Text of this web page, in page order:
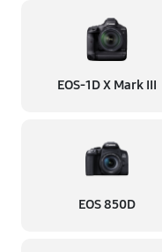
EOS‑1D X Mark III
EOS 850D